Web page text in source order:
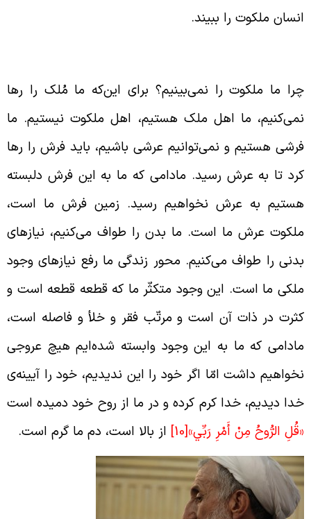
ملکوت را ببیند.
ما ملکوت را نمی‌بینیم؟ برای ‌این‌که ما مُلک را رها
ما اهل ملک هستیم، اهل ملکوت نیستیم. ما
هستیم و نمی‌توانیم عرشی باشیم، باید فرش را رها
تا به عرش رسید. مادامی که ما به این فرش دلبسته
به عرش نخواهیم رسید. زمین فرش ما است،
عرش ما است. ما بدن را طواف می‌کنیم، نیازهای
را طواف می‌کنیم. محور زندگی ما رفع نیازهای وجود
ما است. این وجود متکثّر ما که قطعه قطعه است و
در ذات آن است و مرتّب فقر و خلأ و فاصله است،
که ما به این وجود وابسته شده‌ایم هیچ عروجی
داشت امّا اگر خود را این ندیدیم، خود را آیینه‌ی
دیدیم، خدا کرم کرده و در ما از روح خود دمیده است
الرُّوحُ مِنْ أَمْرِ رَبِّي»[10] از بالا است، دم ما گرم است.